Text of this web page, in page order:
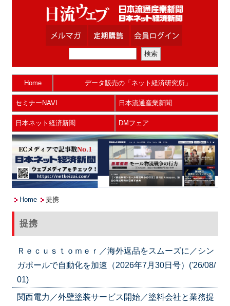
Home データ販売の「ネット経済研究所」
セミナーNAVI 日本流通産業新聞
日本ネット経済新聞 DMフェア
Home 提携
提携
Ｒｅｃｕｓｔｏｍｅｒ／海外返品をスムーズに／シン
ガポールで自動化を加速（2026年7月30日号）('26/08/
01)
関西電力／外壁塗装サービス開始／塗料会社と業務提